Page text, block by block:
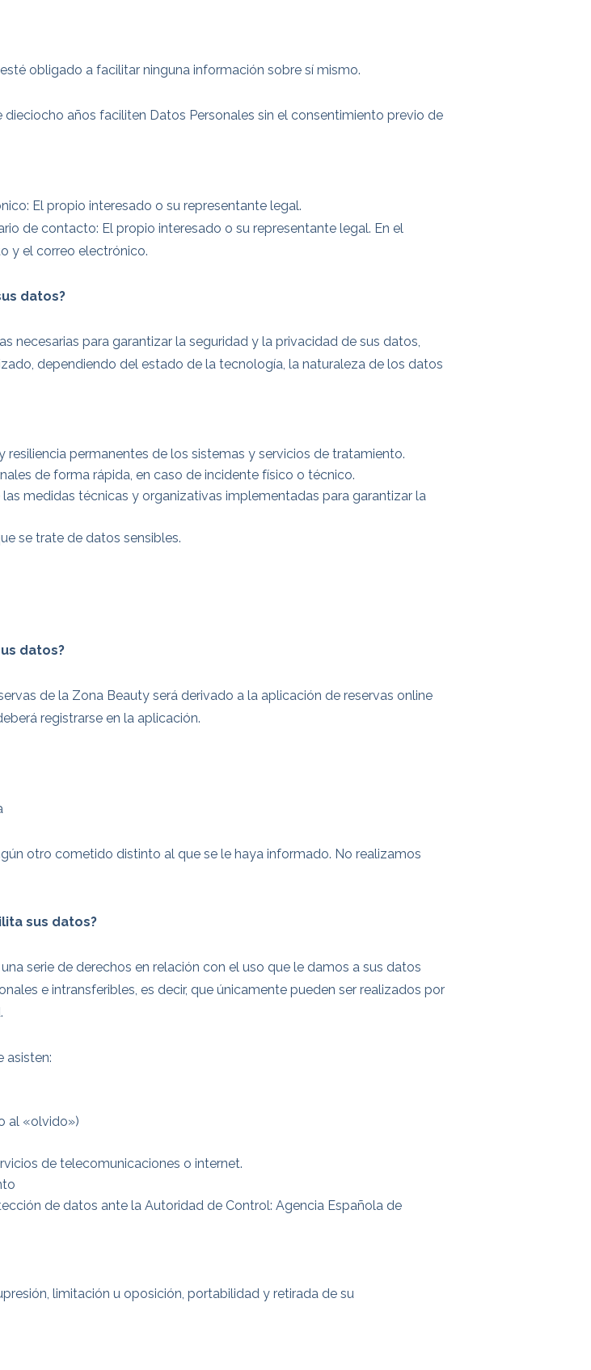
obligado a facilitar ninguna información sobre sí mismo.
años faciliten Datos Personales sin el consentimiento previo de
El propio interesado o su representante legal.
de contacto: El propio interesado o su representante legal. En el
y el correo electrónico.
datos?
necesarias para garantizar la seguridad y la privacidad de sus datos,
dependiendo del estado de la tecnología, la naturaleza de los datos
permanentes de los sistemas y servicios de tratamiento.
de forma rápida, en caso de incidente físico o técnico.
las medidas técnicas y organizativas implementadas para garantizar la
se trate de datos sensibles.
datos?
de la Zona Beauty será derivado a la aplicación de reservas online
registrarse en la aplicación.
otro cometido distinto al que se le haya informado. No realizamos
sus datos?
serie de derechos en relación con el uso que le damos a sus datos
e intransferibles, es decir, que únicamente pueden ser realizados por
asisten:
al «olvido»)
de telecomunicaciones o internet.
de datos ante la Autoridad de Control: Agencia Española de
limitación u oposición, portabilidad y retirada de su